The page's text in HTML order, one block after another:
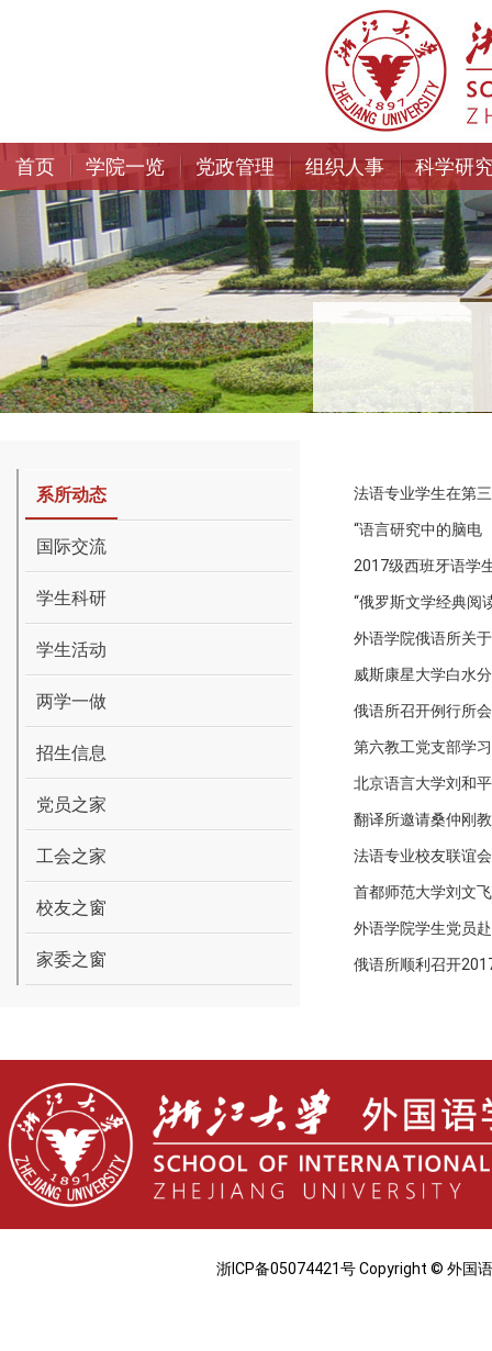
首页 学院一览 党政管理 组织人事 科学研
系所动态
国际交流
学生科研
学生活动
两学一做
招生信息
党员之家
工会之家
校友之窗
家委之窗
法语专业学生在第
“语言研究中的脑电
2017级西班牙语学
“俄罗斯文学经典
外语学院俄语所关
威斯康星大学白水
俄语所召开例行所会
第六教工党支部学
北京语言大学刘和
翻译所邀请桑仲刚
法语专业校友联谊
首都师范大学刘文
外语学院学生党员
俄语所顺利召开
浙ICP备05074421号 Copyright © 外国